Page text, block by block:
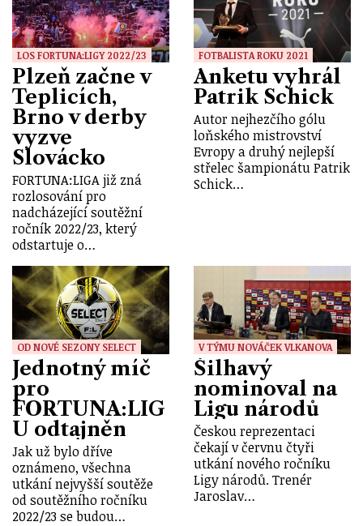
LOS FORTUNA:LIGY 2022/23
Plzeň začne v
Teplicích,
Brno v derby
vyzve
Slovácko
FORTUNA:LIGA již zná
rozlosování pro
nadcházející soutěžní
ročník 2022/23, který
odstartuje o…
FOTBALISTA ROKU 2021
Anketu vyhrál
Patrik Schick
Autor nejhezčího gólu
loňského mistrovství
Evropy a druhý nejlepší
střelec šampionátu Patrik
Schick…
OD NOVÉ SEZONY SELECT
Jednotný míč
pro
FORTUNA:LIG
U odtajněn
Jak už bylo dříve
oznámeno, všechna
utkání nejvyšší soutěže
od soutěžního ročníku
2022/23 se budou…
V TÝMU NOVÁČEK VLKANOVA
Šilhavý
nominoval na
Ligu národů
Českou reprezentaci
čekají v červnu čtyři
utkání nového ročníku
Ligy národů. Trenér
Jaroslav…